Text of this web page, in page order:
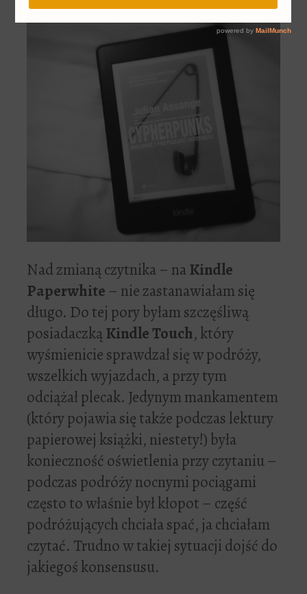
Nad zmianą czytnika – naKindle
Paperwhite – nie zastanawiałam się
długo. Do tej pory byłam szczęśliwą
posiadaczkąKindle Touch, który
wyśmienicie sprawdzał się w podróży,
wszelkich wyjazdach, a przy tym
odciążał plecak. Jedynym mankamentem
(który pojawia się także podczas lektury
papierowej książki, niestety!) była
konieczność oświetlenia przy czytaniu –
podczas podróży nocnymi pociągami
często to właśnie był kłopot – część
podróżujących chciała spać, ja chciałam
czytać. Trudno w takiej sytuacji dojść do
jakiegoś konsensusu.